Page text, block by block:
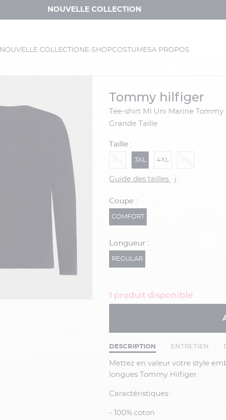
NOUVELLE COLLECTION
NOUVELLE COLLECTION E-SHOPCOSTUMESA PROPOS
tommy hilfiger
Grande Taille
Taille :
3XL 4XL
Guide des tailles i
Coupe :
COMFORT
Longueur :
REGULAR
1 produit disponible
DESCRIPTION ENTRETIEN
Mettez en valeur votre style emblématique avec ce t-shirt marine à manches
longues Tommy Hilfiger.
Caractéristiques :
- 100% coton